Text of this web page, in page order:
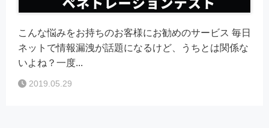
こんな悩みをお持ちのお客様にお勧めのサービス 毎日
ネットで情報漏洩が話題になるけど、うちとは関係な
いよね？一度...
2019.05.29